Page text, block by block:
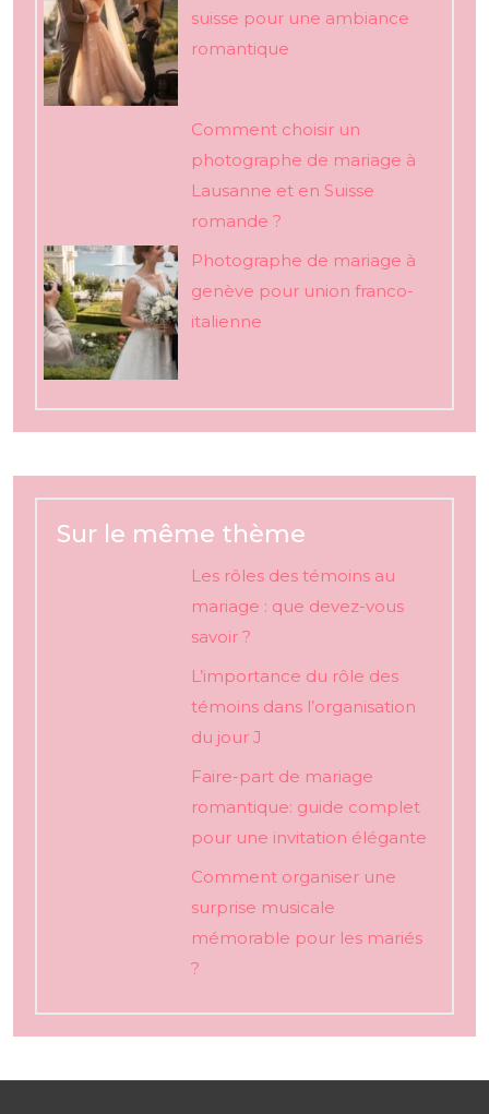
suisse pour une ambiance
romantique
Comment choisir un
photographe de mariage à
Lausanne et en Suisse
romande ?
Photographe de mariage à
genève pour union franco-
italienne
Sur le même thème
Les rôles des témoins au
mariage : que devez-vous
savoir ?
L’importance du rôle des
témoins dans l’organisation
du jour J
Faire-part de mariage
romantique: guide complet
pour une invitation élégante
Comment organiser une
surprise musicale
mémorable pour les mariés
?